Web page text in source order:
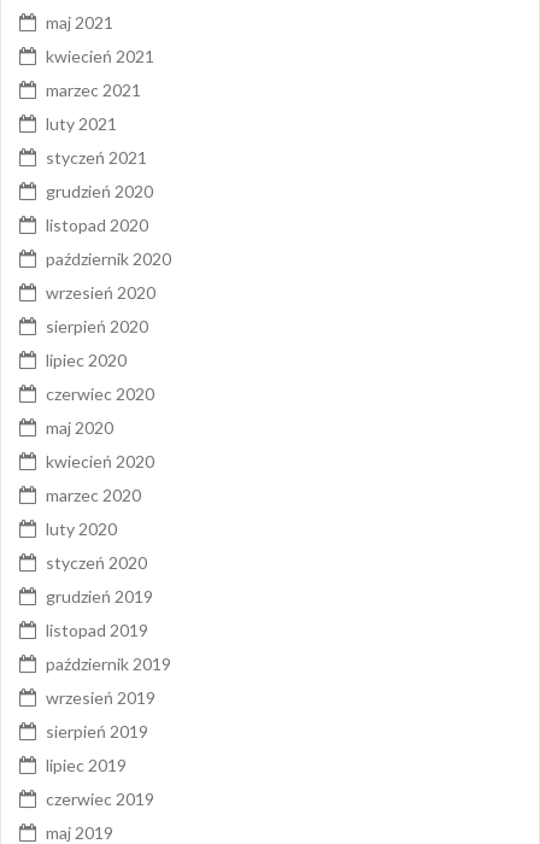
maj 2021
kwiecień 2021
marzec 2021
luty 2021
styczeń 2021
grudzień 2020
listopad 2020
październik 2020
wrzesień 2020
sierpień 2020
lipiec 2020
czerwiec 2020
maj 2020
kwiecień 2020
marzec 2020
luty 2020
styczeń 2020
grudzień 2019
listopad 2019
październik 2019
wrzesień 2019
sierpień 2019
lipiec 2019
czerwiec 2019
maj 2019